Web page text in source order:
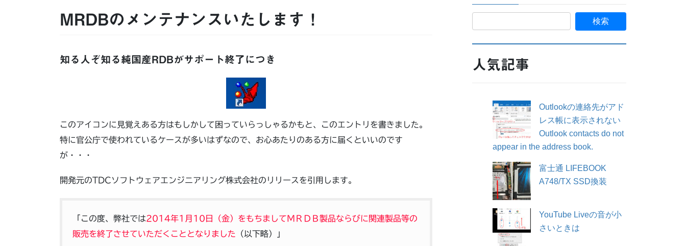
MRDBのメンテナンスいたします！
知る人ぞ知る純国産RDBがサポート終了につき
このアイコンに見覚えある方はもしかして困っていらっしゃるかもと、このエントリを書きました。
特に官公庁で使われているケースが多いはずなので、お心あたりのある方に届くといいのです
が・・・
開発元のTDCソフトウェアエンジニアリング株式会社のリリースを引用します。
「この度、弊社では2014年1月10日（金）をもちましてＭＲＤＢ製品ならびに関連製品等の
販売を終了させていただくこととなりました
（以下略）」
人気記事
Outlookの連絡先がアド
レス帳に表示されない
Outlook contacts do not
appear in the address book.
富士通 LIFEBOOK
A748/TX SSD換装
YouTube Liveの音が小
さいときは